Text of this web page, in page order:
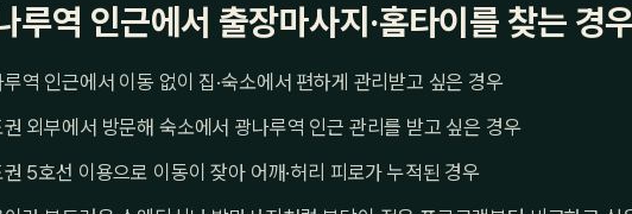
루역 인근에서 출장마사지·홈타이를 찾는 경
루역 인근에서 이동 없이 집·숙소에서 편하게 관리받고 싶은 경우
외부에서 방문해 숙소에서 광나루역 인근 관리를 받고 싶은 경우
5호선 이용으로 이동이 잦아 어깨·허리 피로가 누적된 경우